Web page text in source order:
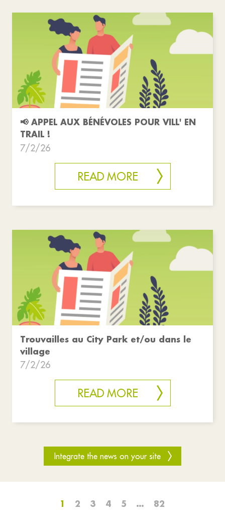
📢 APPEL AUX BÉNÉVOLES POUR VILL' EN
TRAIL !
7/2/26
READ MORE
Trouvailles au City Park et/ou dans le
village
7/2/26
READ MORE
Integrate the news on your site
1 2 3 4 5 … 82